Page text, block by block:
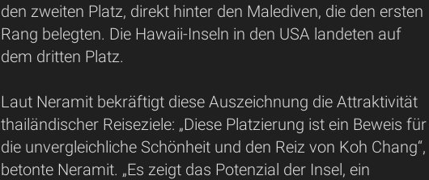
den zweiten Platz, direkt hinter den Malediven, die den ersten
Rang belegten. Die Hawaii-Inseln in den USA landeten auf
dem dritten Platz.
Laut Neramit bekräftigt diese Auszeichnung die Attraktivität
thailändischer Reiseziele: „Diese Platzierung ist ein Beweis für
die unvergleichliche Schönheit und den Reiz von Koh Chang“,
betonte Neramit. „Es zeigt das Potenzial der Insel, ein